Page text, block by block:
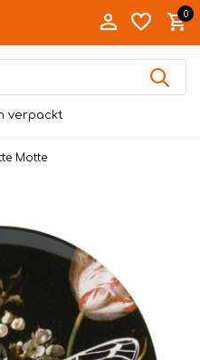
0
verpackt
Motte